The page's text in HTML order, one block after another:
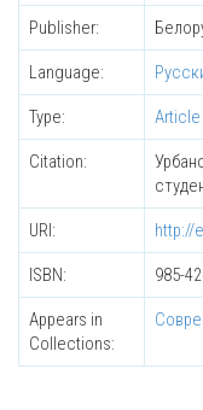
Publisher:
Language:
Type: Article
Citation:
URI: http://
ISBN: 985-
Appears in
Collections: